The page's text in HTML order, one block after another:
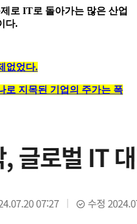
로 IT로 돌아가는 많은 산업
다.
없었다.
로 지목된 기업의 주가는 폭